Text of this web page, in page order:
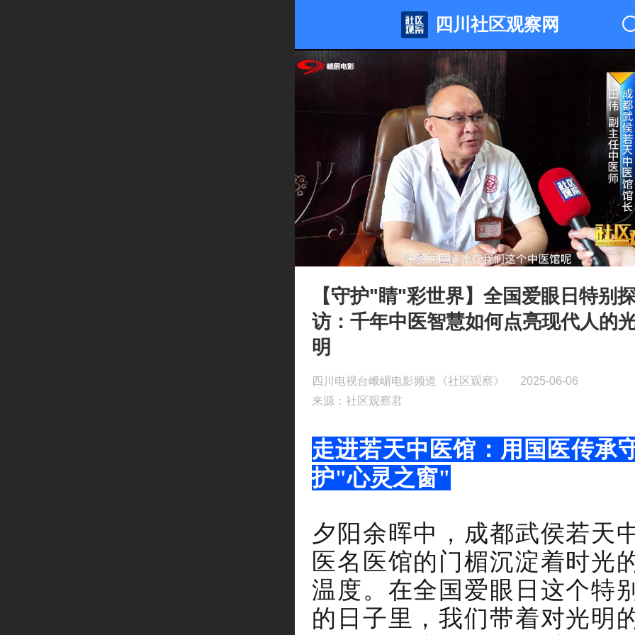
四川社区观察网
【守护"睛"彩世界】全国爱眼日特别
访：千年中医智慧如何点亮现代人的
明
四川电视台峨嵋电影频道《社区观察》
2025-06-06
来源：社区观察君
走进若天中医馆：用国医传承
护"心灵之窗"
夕阳余晖中，成都武侯若天
医名医馆的门楣沉淀着时光
温度。在全国爱眼日这个特
的日子里，我们带着对光明